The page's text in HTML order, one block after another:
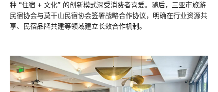
种 “住宿 + 文化” 的创新模式深受消费者喜爱。随后，三亚市旅游
民宿协会与莫干山民宿协会签署战略合作协议，明确在行业资源共
享、民宿品牌共建等领域建立长效合作机制。